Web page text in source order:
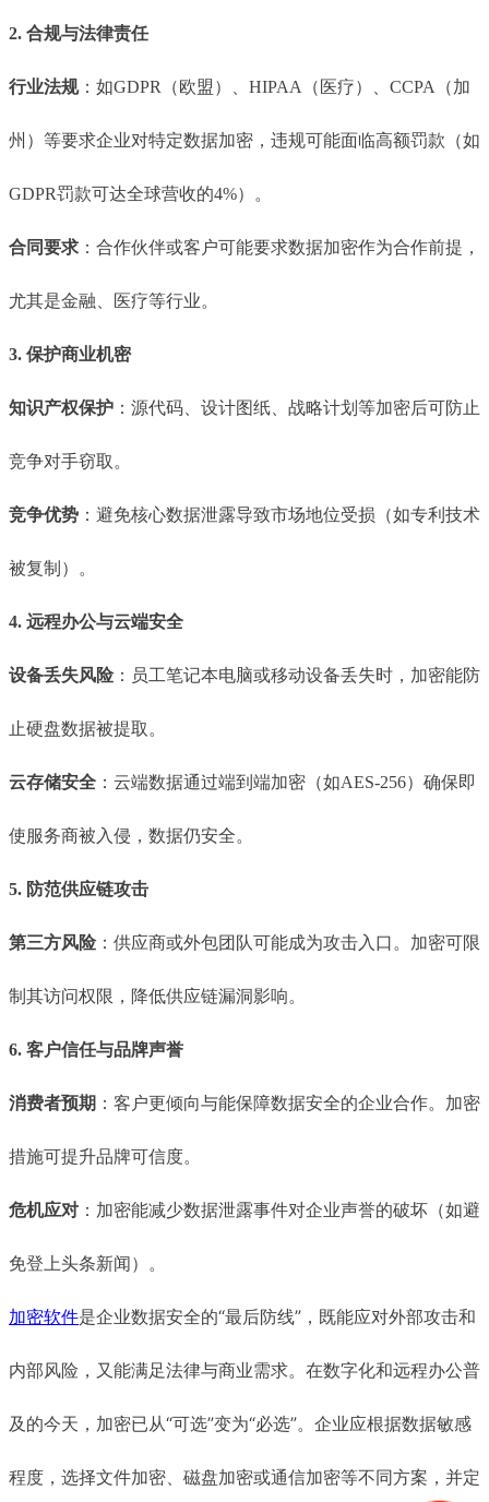
2. 合规与法律责任
行业法规：如GDPR（欧盟）、HIPAA（医疗）、CCPA（加
州）等要求企业对特定数据加密，违规可能面临高额罚款（如
GDPR罚款可达全球营收的4%）。
合同要求 ：合作伙伴或客户可能要求数据加密作为合作前提，
尤其是金融、医疗等行业。
3. 保护商业机密
知识产权保护 ：源代码、设计图纸、战略计划等加密后可防止
竞争对手窃取。
竞争优势 ：避免核心数据泄露导致市场地位受损（如专利技术
被复制）。
4. 远程办公与云端安全
设备丢失风险：员工笔记本电脑或移动设备丢失时，加密能防
止硬盘数据被提取。
云存储安全 ：云端数据通过端到端加密（如AES-256）确保即
使服务商被入侵，数据仍安全。
5. 防范供应链攻击
第三方风险：供应商或外包团队可能成为攻击入口。加密可限
制其访问权限，降低供应链漏洞影响。
6. 客户信任与品牌声誉
消费者预期 ：客户更倾向与能保障数据安全的企业合作。加密
措施可提升品牌可信度。
危机应对 ：加密能减少数据泄露事件对企业声誉的破坏（如避
免登上头条新闻）。
加密软件是企业数据安全的“最后防线”，既能应对外部攻击和
内部风险，又能满足法律与商业需求。在数字化和远程办公普
及的今天，加密已从“可选”变为“必选”。企业应根据数据敏感
程度，选择文件加密、磁盘加密或通信加密等不同方案，并定